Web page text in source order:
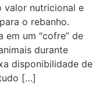
valor nutricional e
o rebanho.
em um “cofre” de
durante
disponibilidade de
[…]